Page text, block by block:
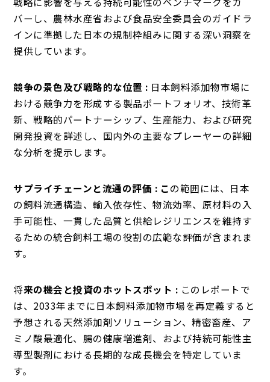
バーし、農林水産省および食品安全委員会のガイドラ
インに準拠した日本の規制枠組みに関する深い洞察を
提供しています。
競争の景色及び戦略的な位置 : 日本飼料添加物市場に
おける競争力を形成する製品ポートフォリオ、技術革
新、戦略的パートナーシップ、生産能力、および研究
開発投資を詳述し、国内外の主要なプレーヤーの詳細
な分析を提示します。
サプライチェーンと流通の評価 : この範囲には、日本
の飼料流通構造、輸入依存性、物流効率、原材料の入
手可能性、一貫した品質と供給レジリエンスを維持す
るための統合飼料工場の役割の広範な評価が含まれま
す。
将来の機会と投資のホットスポット : このレポートで
は、2033年までに日本飼料添加物市場を再定義すると
予想される天然添加剤ソリューション、精密畜産、ア
ミノ酸最適化、腸の健康増進剤、および持続可能性主
導型製剤における長期的な成長機会を特定していま
す。